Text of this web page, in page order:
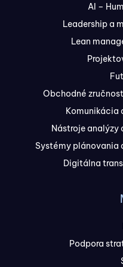
AI –
Leadership a
Lean
Obchodné
Komunikácia
Nástroje analýzy
Systémy plánovania
Digitálna
Podpora